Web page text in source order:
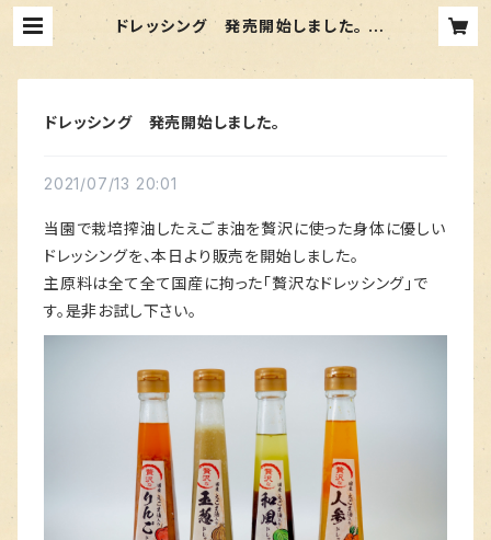
ドレッシング 発売開始しました。 |
【純国産】かつ農園の黄金のえごま油
ドレッシング 発売開始しました。
2021/07/13 20:01
当園で栽培搾油したえごま油を贅沢に使った身体に優しい
ドレッシングを、本日より販売を開始しました。
主原料は全て全て国産に拘った「贅沢なドレッシング」で
す。是非お試し下さい。